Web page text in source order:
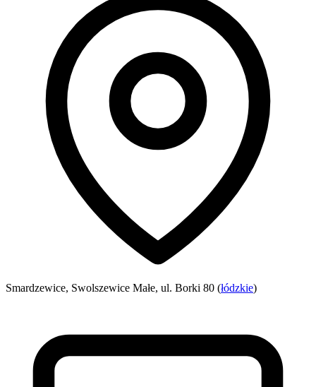
Smardzewice, Swolszewice Małe, ul. Borki 80 (łódzkie)